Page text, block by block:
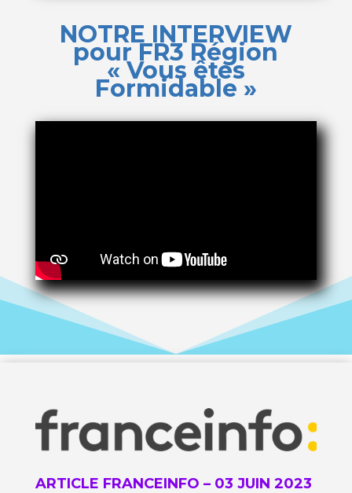
NOTRE INTERVIEW
pourFR3 Région
« Vous êtes
Formidable »
ARTICLE FRANCEINFO – 03 JUIN 2023